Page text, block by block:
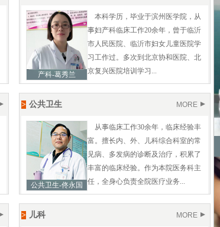
产科-葛秀兰
本科学历，毕业于滨州医学院，从
事妇产科临床工作20余年，曾于临沂
市人民医院、临沂市妇女儿童医院学
习工作过。多次到北京协和医院、北
京复兴医院培训学习...
> 公共卫生 MORE
公共卫生-佟永国
从事临床工作30余年，临床经验丰
富。擅长内、外、儿科综合科室的常
见病、多发病的诊断及治疗，积累了
丰富的临床经验。作为本院医务科主
任，全身心负责全院医疗业务...
> 儿科 MORE